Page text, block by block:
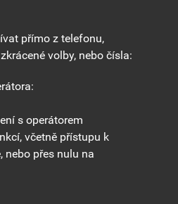
přímo z telefonu,
volby, nebo čísla:
s operátorem
včetně přístupu k
nebo přes nulu na